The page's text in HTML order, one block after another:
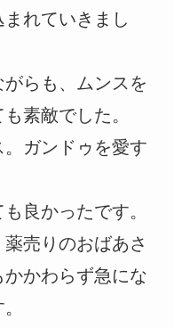
れていきまし
らも、ムンスを
素敵でした。
ガンドゥを愛す
良かったです。
売りのおばあさ
かわらず急にな